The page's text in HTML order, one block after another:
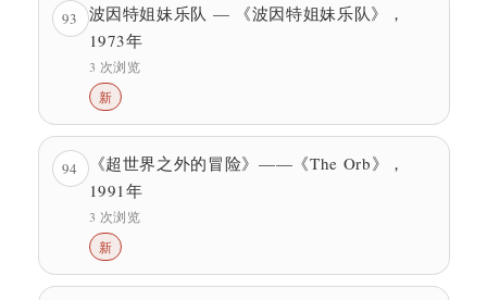
93
波因特姐妹乐队 — 《波因特姐妹乐队》，
1973年
3 次浏览
新
94
《超世界之外的冒险》——《The Orb》，
1991年
3 次浏览
新